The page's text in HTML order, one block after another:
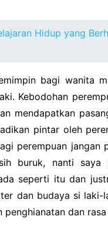
Hidup yang
bagi wanita
Kebodohan
mendapatkan
pintar oleh
perempuan jangan
buruk, nanti saya
seperti itu dan
dan budaya si laki-
penghianatan dan